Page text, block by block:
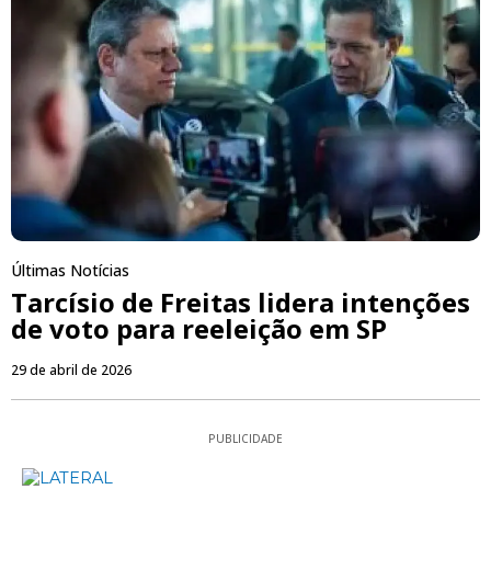
Últimas Notícias
Tarcísio de Freitas lidera intenções
de voto para reeleição em SP
29 de abril de 2026
PUBLICIDADE